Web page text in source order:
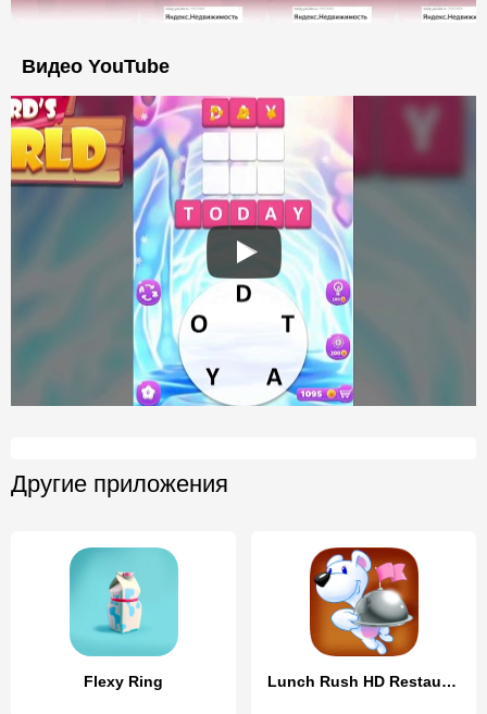
Видео YouTube
Другие приложения
Flexy Ring Lunch Rush HD Restaurant Games